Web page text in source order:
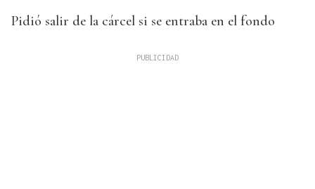
Pidió salir de la cárcel si se entraba en el fondo